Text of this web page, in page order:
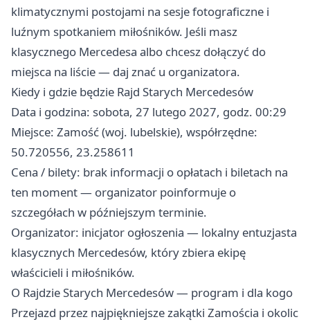
klimatycznymi postojami na sesje fotograficzne i
luźnym spotkaniem miłośników. Jeśli masz
klasycznego Mercedesa albo chcesz dołączyć do
miejsca na liście — daj znać u organizatora.
Kiedy i gdzie będzie Rajd Starych Mercedesów
Data i godzina: sobota, 27 lutego 2027, godz. 00:29
Miejsce: Zamość (woj. lubelskie), współrzędne:
50.720556, 23.258611
Cena / bilety: brak informacji o opłatach i biletach na
ten moment — organizator poinformuje o
szczegółach w późniejszym terminie.
Organizator: inicjator ogłoszenia — lokalny entuzjasta
klasycznych Mercedesów, który zbiera ekipę
właścicieli i miłośników.
O Rajdzie Starych Mercedesów — program i dla kogo
Przejazd przez najpiękniejsze zakątki Zamościa i okolic